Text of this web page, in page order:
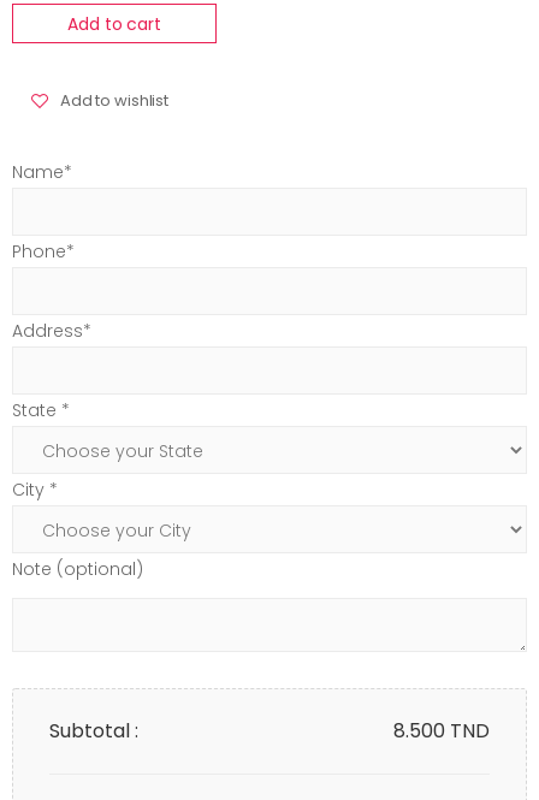
Add to cart
Add to wishlist
Name*
Phone*
Address*
State *
City *
Note (optional)
Subtotal : 8.500 TND